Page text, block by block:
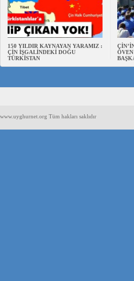
150 YILDIR KAYNAYAN YARAMIZ :
ÇİN İŞGALİNDEKİ DOĞU
TÜRKİSTAN
www.uyghurnet.org Tüm hakları saklıdır